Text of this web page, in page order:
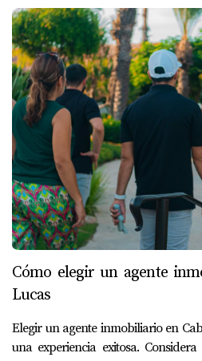
Cómo elegir un agente
Lucas
Elegir un agente inmobiliario en
una experiencia exitosa.